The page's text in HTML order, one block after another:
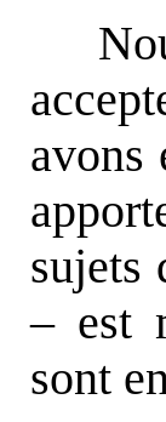
avons
sujets
– est
sont